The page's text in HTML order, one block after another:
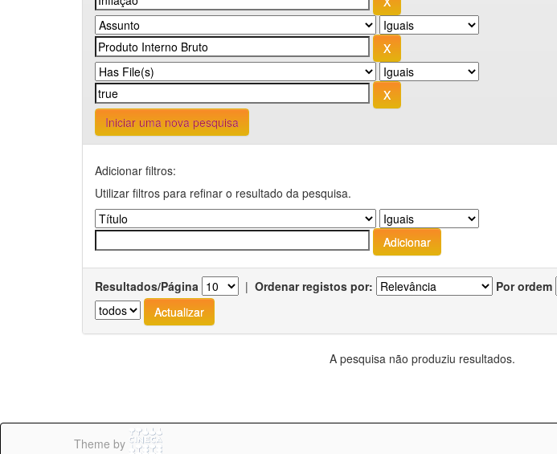
Iniciar uma nova pesquisa
Adicionar filtros:
Utilizar filtros para refinar o resultado da pesquisa.
Resultados/Página | Ordenar registos por: Por ordem
A pesquisa não produziu resultados.
Theme by